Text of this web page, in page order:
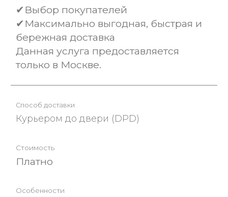
✔Выбор покупателей
✔Максимально выгодная, быстрая и
бережная доставка
Данная услуга предоставляется
только в Москве.
Курьером до двери (DPD)
Платно